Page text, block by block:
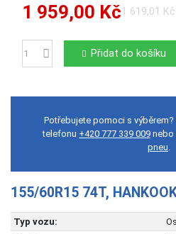
1 959,00 Kč1 619,01
Počet Přidat do košíku
Potřebujete pomoci s výběrem?
telefonu +420 777 339 009 nebo
pneu.
155/60R15 74T,
Typ vozu: